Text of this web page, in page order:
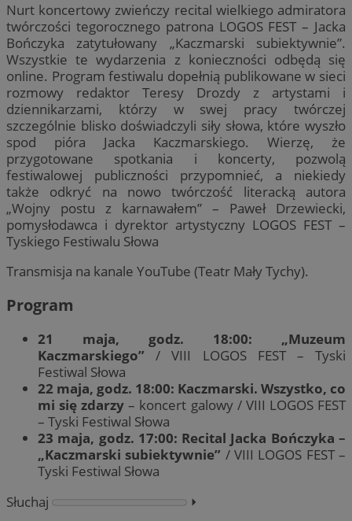
Nurt koncertowy zwieńczy recital wielkiego admiratora
twórczości tegorocznego patrona LOGOS FEST – Jacka
Bończyka zatytułowany „Kaczmarski subiektywnie”.
Wszystkie te wydarzenia z konieczności odbędą się
online. Program festiwalu dopełnią publikowane w sieci
rozmowy redaktor Teresy Drozdy z artystami i
dziennikarzami, którzy w swej pracy twórczej
szczególnie blisko doświadczyli siły słowa, które wyszło
spod pióra Jacka Kaczmarskiego. Wierzę, że
przygotowane spotkania i koncerty, pozwolą
festiwalowej publiczności przypomnieć, a niekiedy
także odkryć na nowo twórczość literacką autora
„Wojny postu z karnawałem” – Paweł Drzewiecki,
pomysłodawca i dyrektor artystyczny LOGOS FEST –
Tyskiego Festiwalu Słowa
Transmisja na kanale YouTube (Teatr Mały Tychy).
Program
21 maja, godz. 18:00: „Muzeum
Kaczmarskiego”/ VIII LOGOS FEST – Tyski
Festiwal Słowa
22 maja, godz. 18:00: Kaczmarski. Wszystko, co
mi się zdarzy – koncert galowy / VIII LOGOS FEST
– Tyski Festiwal Słowa
23 maja, godz. 17:00: Recital Jacka Bończyka –
„Kaczmarski subiektywnie” / VIII LOGOS FEST –
Tyski Festiwal Słowa
Słuchaj
⏵︎